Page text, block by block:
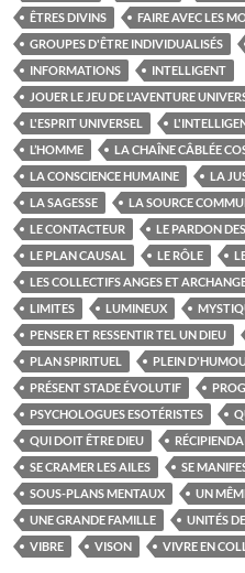
ÊTRES DIVINS FAIRE AVEC LES
GROUPES D'ÊTRE INDIVIDUALISÉS
INFORMATIONS
INTELLIGENT
JOUER LE JEU DE L'AVENTURE
L'ESPRIT UNIVERSEL
L’HOMME
LA CHAÎNE CÂBLÉE
LA CONSCIENCE HUMAINE
LA
LA SAGESSE
LA SOURCE
LE CONTACTEUR
LE PARDON
LE PLAN CAUSAL
LE RÔLE
LES COLLECTIFS ANGES ET
LIMITES
LUMINEUX
PENSER ET RESSENTIR TEL UN DIEU
PLAN SPIRITUEL
PLEIN
PRÉSENT STADE ÉVOLUTIF
PSYCHOLOGUES ESOTÉRISTES
QUI DOIT ÊTRE DIEU
SE CRAMER LES AILES
SE
SOUS-PLANS MENTAUX
UN
UNE GRANDE FAMILLE
UNITÉS
VIBRE
VISON VIVRE EN